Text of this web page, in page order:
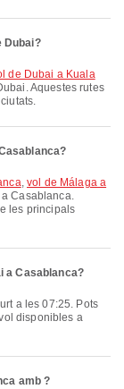
Dubai?
de Dubai a Kuala
Aquestes rutes
, vol de Málaga a
Casablanca.
les principals
a Casablanca?
disponibles a
amb ?